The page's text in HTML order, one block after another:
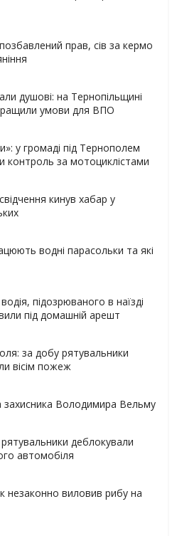
прав, сів за кермо
душові: на Тернопільщині
умови для ВПО
у громаді під Тернополем
контроль за мотоциклістами
кинув хабар у
водні парасольки та які
підозрюваного в наїзді
під домашній арешт
за добу рятувальники
вісім пожеж
захисника Володимира Вельму
деблокували
автомобіля
незаконно виловив рибу на